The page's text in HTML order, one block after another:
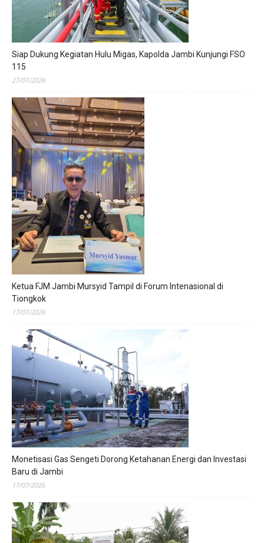
Siap Dukung Kegiatan Hulu Migas, Kapolda Jambi Kunjungi FSO
115
27/07/2026
Ketua FJM Jambi Mursyid Tampil di Forum Intenasional di
Tiongkok
17/07/2026
Monetisasi Gas Sengeti Dorong Ketahanan Energi dan Investasi
Baru di Jambi
17/07/2026